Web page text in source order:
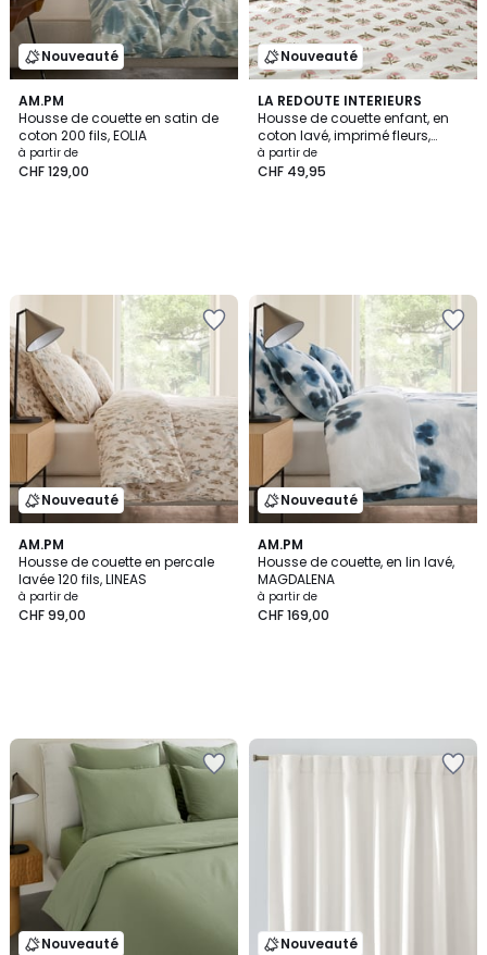
Nouveauté
AM.PM
Housse de couette en satin de
coton 200 fils, EOLIA
à partir de
CHF 129,00
Nouveauté
LA REDOUTE INTERIEURS
Housse de couette enfant, en
coton lavé, imprimé fleurs,
VANDI ECRU
à partir de
CHF 49,95
Nouveauté
AM.PM
Housse de couette en percale
lavée 120 fils, LINEAS
à partir de
CHF 99,00
Nouveauté
AM.PM
Housse de couette, en lin lavé,
MAGDALENA
à partir de
CHF 169,00
Nouveauté Nouveauté